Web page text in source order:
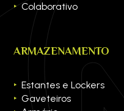
Colaborativo
ARMAZENAMENTO
Estantes e Lockers
Gaveteiros